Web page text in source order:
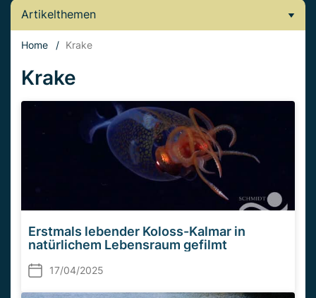
Artikelthemen
Home / Krake
Krake
Erstmals lebender Koloss-Kalmar in
natürlichem Lebensraum gefilmt
17/04/2025